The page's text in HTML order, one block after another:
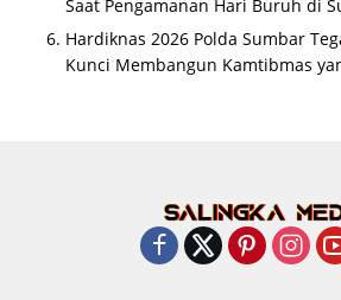
Saat Pengamanan Hari Buruh di
Hardiknas 2026 Polda Sumbar
Kunci Membangun Kamtibmas